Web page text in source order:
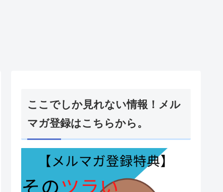
ここでしか見れない情報！メル
マガ登録はこちらから。